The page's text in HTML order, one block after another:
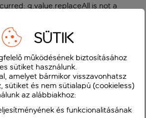
g.value.replaceAll is not a
SÜTIK
működésének biztosításához
sütiket használunk.
amelyet bármikor visszavonhatsz
sütiket és nem sütialapú (cookieless)
az alábbiakhoz:
és funkcionalitásának